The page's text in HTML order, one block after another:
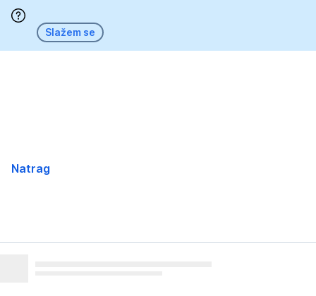
Preskoči
Slažem se
Natrag